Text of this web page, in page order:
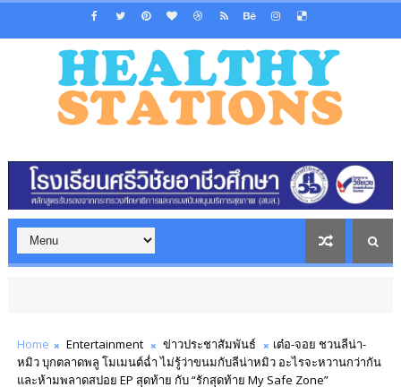
Home Entertainment ข่าวประชาสัมพันธ์
เต๋อ-จอย ชวนลีน่า-
หมิว บุกตลาดพลู โมเมนต์ฉ่ำ ไม่รู้ว่าขนมกับลีน่าหมิว อะไรจะหวานกว่ากัน
และห้ามพลาดสปอย EP สุดท้าย กับ “รักสุดท้าย My Safe Zone”